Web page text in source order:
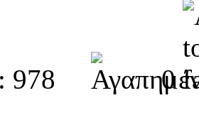
978 0